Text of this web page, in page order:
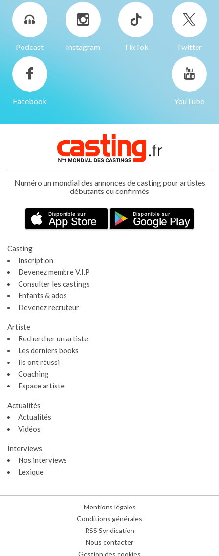
Podcast Instagram TikTok Twitter
Facebook YouTube
Numéro un mondial des annonces de casting pour artistes
débutants ou confirmés
Disponible sur
App Store
Disponible sur
Google Play
Casting
Inscription
Devenez membre V.I.P
Consulter les castings
Enfants & ados
Devenez recruteur
Artiste
Rechercher un artiste
Les derniers books
Ils ont réussi
Coaching
Espace artiste
Actualités
Actualités
Vidéos
Interviews
Nos interviews
Lexique
Mentions légales
Conditions générales
RSS Syndication
Nous contacter
Gestion des cookies
Gestion des cookies
Nous utilisons des cookies qui facilitent l'utilisation du site,
améliorent la performance et la sécurité du site internet.
service.
À quoi servent ces cookies :
PARAMÉTRER